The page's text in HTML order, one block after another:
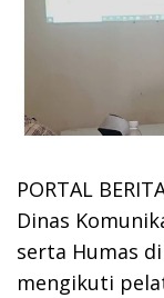
PORTAL
Dinas
serta Humas
mengikuti